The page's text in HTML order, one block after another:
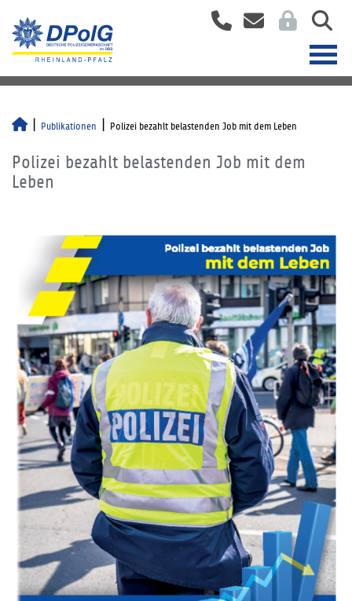
Publikationen Polizei bezahlt belastenden Job mit dem Leben
Polizei bezahlt belastenden Job mit dem
Leben